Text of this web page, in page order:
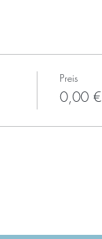
Preis
0,00 €